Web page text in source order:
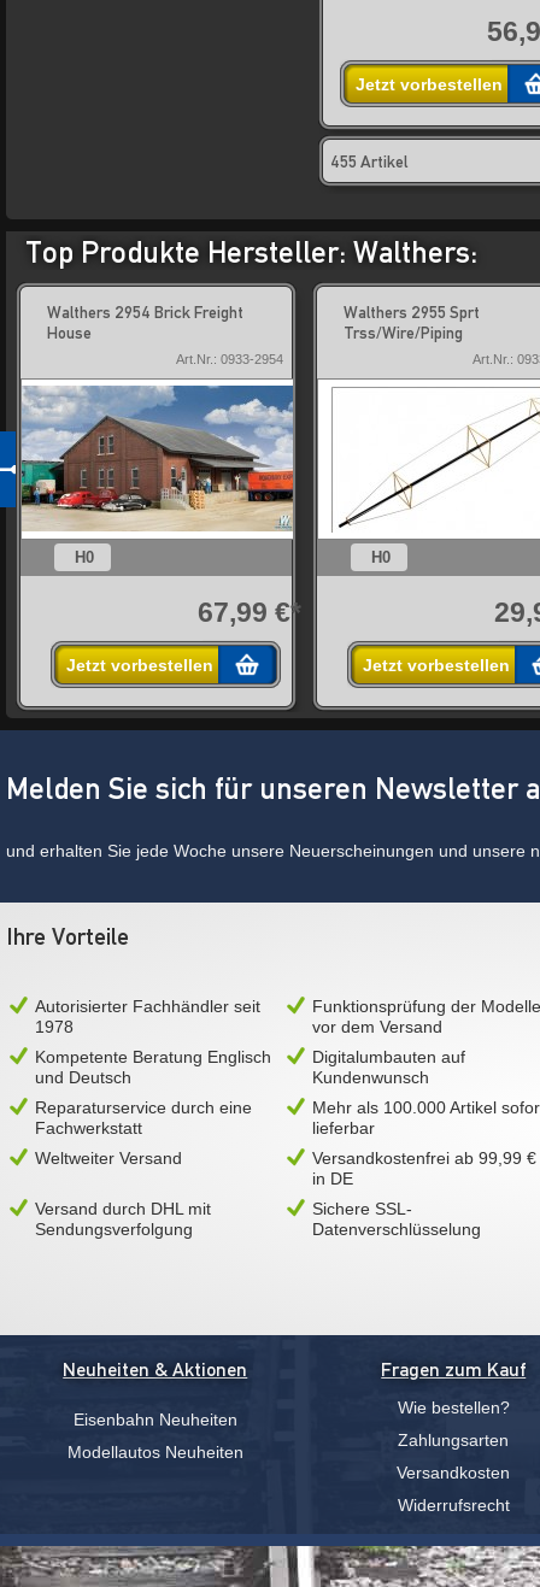
Jetzt vorbestellen
455 Artikel
Top Produkte Hersteller: Walthers:
Walthers 2954 Brick Freight
House
Art.Nr.: 0933-2954
H0
67,99 €*
Jetzt vorbestellen
Walthers 2955 Sprt
Trss/Wire/Piping
Art.Nr.:
H0
Jetzt vorbestellen
Melden Sie sich für unseren Newsletter
und erhalten Sie jede Woche unsere Neuerscheinungen und unsere
Ihre Vorteile
Autorisierter Fachhändler seit
1978
Funktionsprüfung der Modelle
vor dem Versand
Kompetente Beratung Englisch
und Deutsch
Digitalumbauten auf
Kundenwunsch
Reparaturservice durch eine
Fachwerkstatt
Mehr als 100.000 Artikel
lieferbar
Weltweiter Versand
Versandkostenfrei ab 99,99 €
in DE
Versand durch DHL mit
Sendungsverfolgung
Sichere SSL-
Datenverschlüsselung
Neuheiten & Aktionen
Eisenbahn Neuheiten
Modellautos Neuheiten
Fragen zum Kauf
Wie bestellen?
Zahlungsarten
Versandkosten
Widerrufsrecht